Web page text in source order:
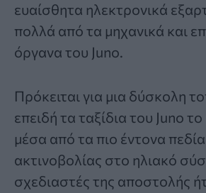
ευαίσθητα ηλεκτρονικά
πολλά από τα μηχανικά και
όργανα του Juno.
Πρόκειται για μια δύσκολη
επειδή τα ταξίδια του Juno
μέσα από τα πιο έντονα
ακτινοβολίας στο ηλιακό
σχεδιαστές της αποστολής